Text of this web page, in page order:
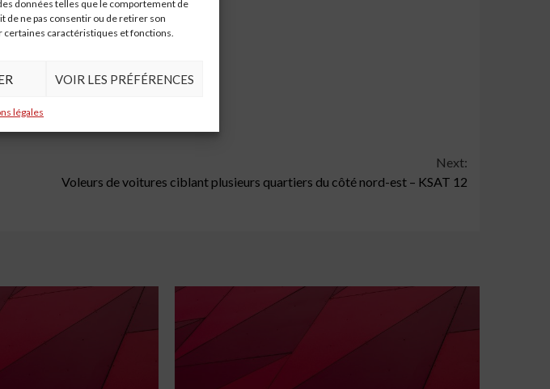
données telles que le comportement de
de ne pas consentir ou de retirer son
caractéristiques et fonctions.
VOIR LES PRÉFÉRENCES
légales
Panattoni
nouvelles
Next:
Voleurs de voitures ciblant plusieurs quartiers du côté nord-est – KSAT 12